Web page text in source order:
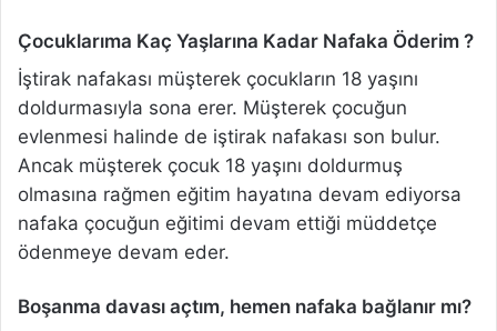
Çocuklarıma Kaç Yaşlarına Kadar Nafaka Öderim ?
İştirak nafakası müşterek çocukların 18 yaşını
doldurmasıyla sona erer. Müşterek çocuğun
evlenmesi halinde de iştirak nafakası son bulur.
Ancak müşterek çocuk 18 yaşını doldurmuş
olmasına rağmen eğitim hayatına devam ediyorsa
nafaka çocuğun eğitimi devam ettiği müddetçe
ödenmeye devam eder.
Boşanma davası açtım, hemen nafaka bağlanır mı?